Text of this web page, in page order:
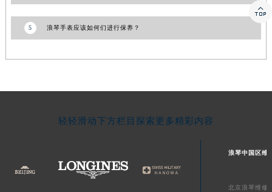
5 浪琴手表应该如何们进行保养？
轻轻滑动下方栏目探索更多精彩内容
浪琴中国区维
北京浪琴维修
